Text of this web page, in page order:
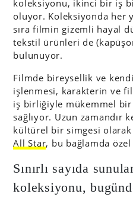
koleksiyonu, ikinci bir iş
oluyor. Koleksiyonda her
sıra filmin gizemli hayal
tekstil ürünleri de
bulunuyor.
Filmde bireysellik ve
işlenmesi, karakterin ve
iş birliğiyle mükemmel bir
sağlıyor. Uzun zamandır
kültürel bir simgesi
All Star, bu bağlamda
Sınırlı sayıda
koleksiyonu,